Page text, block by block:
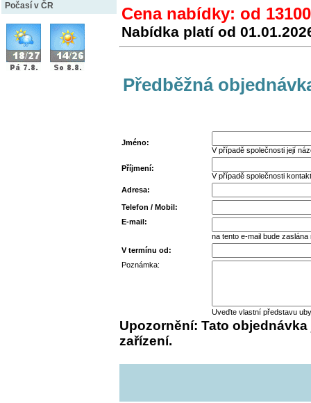
Počasí v ČR Cena nabídky: od
Nabídka platí od
Předběžná
Jméno:
V případě společnosti její
Příjmení:
V případě společnosti
Adresa:
Telefon / Mobil:
E-mail:
na tento e-mail bude
V termínu od:
Poznámka:
Uveďte vlastní představu
Upozornění: Tato
zařízení.